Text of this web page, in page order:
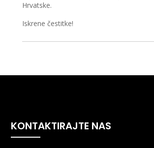
Hrvatske.
Iskrene čestitke!
KONTAKTIRAJTE NAS